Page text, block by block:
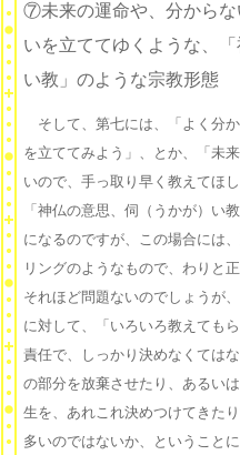
⑦未来の運命や、分からな
いを立ててゆくような、
い教」のような宗教形態
そして、第七には、「よく分
を立ててみよう」、とか、「未
いので、手っ取り早く教えてほ
「神仏の意思、伺（うかが）い
になるのですが、この場合には
リングのようなもので、わりと
それほど問題ないのでしょうが
に対して、「いろいろ教えても
責任で、しっかり決めなくては
の部分を放棄させたり、あるい
生を、あれこれ決めつけてきた
多いのではないか、ということに